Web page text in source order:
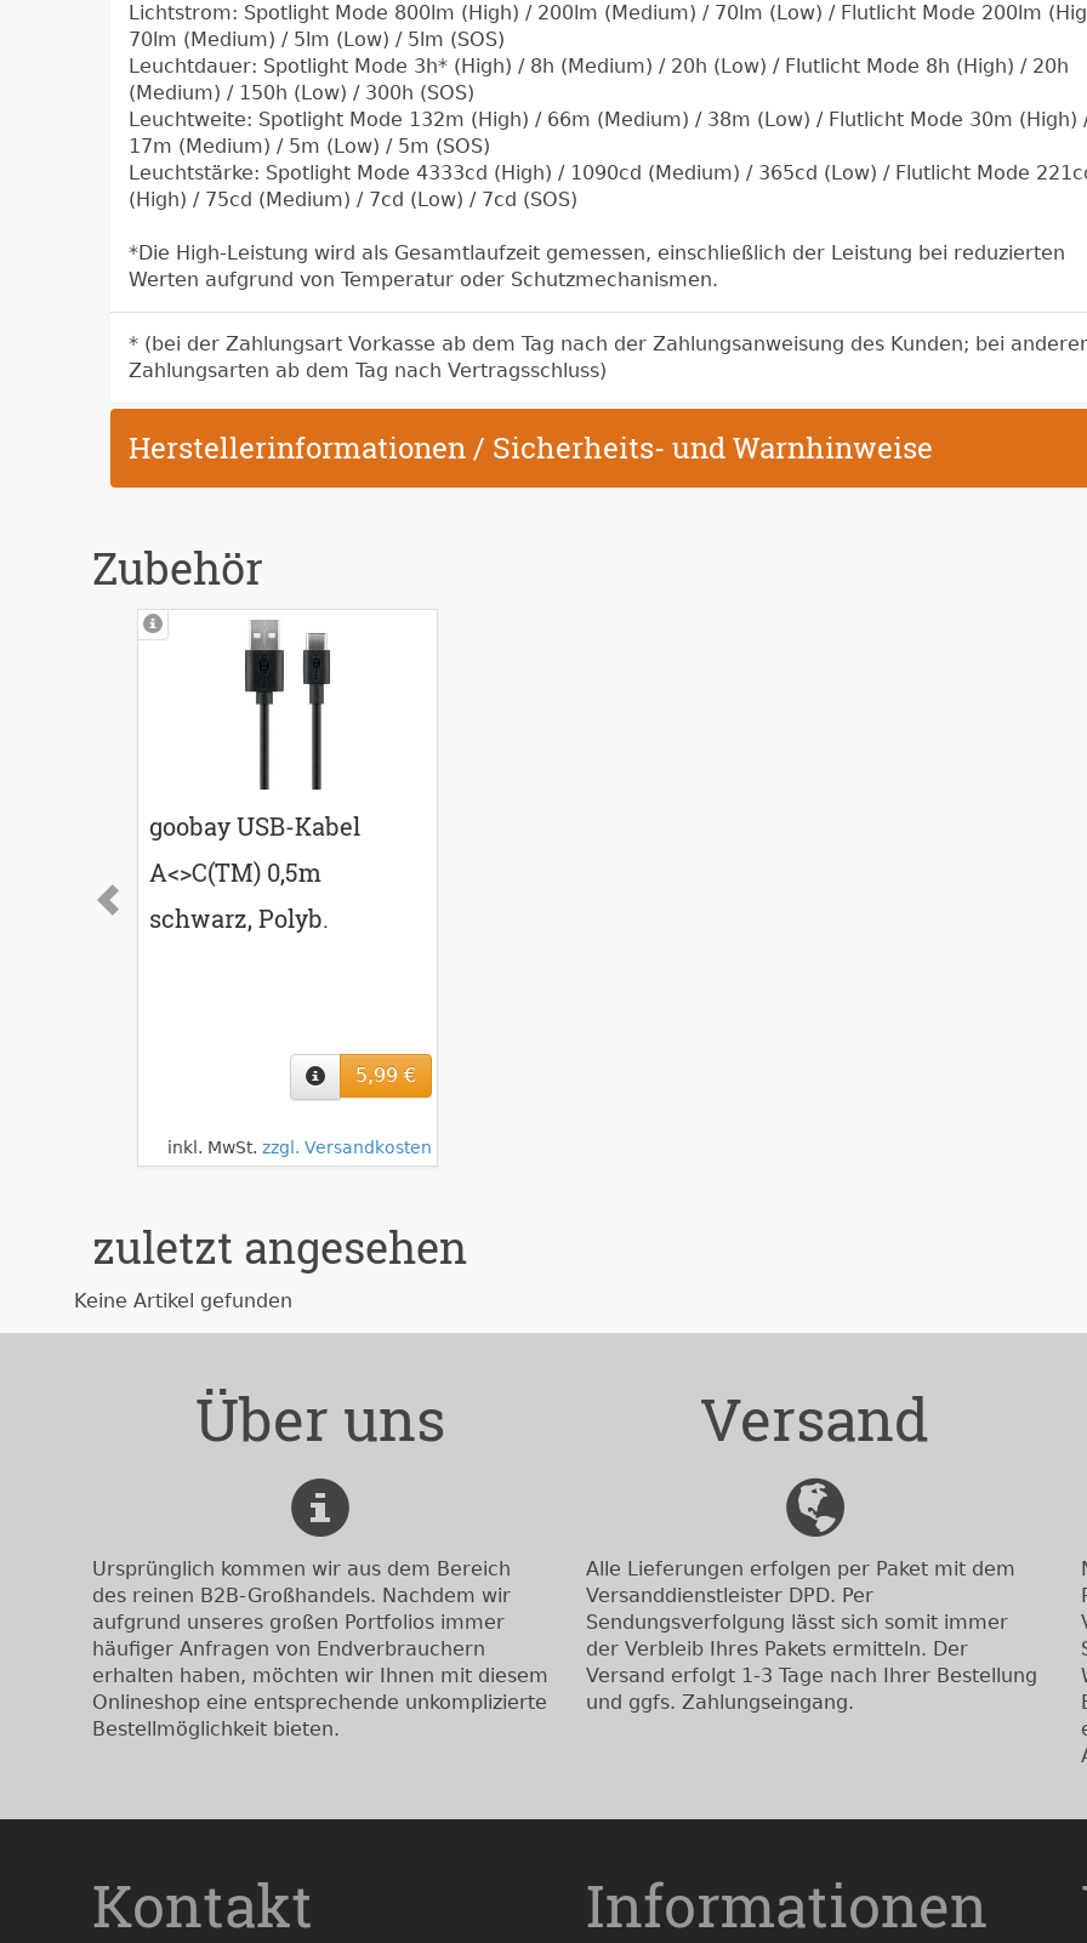
Lichtstrom: Spotlight Mode 800lm (High) / 200lm (Medium) / 70lm (Low) / Flutlicht Mode 200lm
70lm (Medium) / 5lm (Low) / 5lm (SOS)
Leuchtdauer: Spotlight Mode 3h* (High) / 8h (Medium) / 20h (Low) / Flutlicht Mode 8h (High) / 20h
(Medium) / 150h (Low) / 300h (SOS)
Leuchtweite: Spotlight Mode 132m (High) / 66m (Medium) / 38m (Low) / Flutlicht Mode 30m (High)
17m (Medium) / 5m (Low) / 5m (SOS)
Leuchtstärke: Spotlight Mode 4333cd (High) / 1090cd (Medium) / 365cd (Low) / Flutlicht Mode
(High) / 75cd (Medium) / 7cd (Low) / 7cd (SOS)
*Die High-Leistung wird als Gesamtlaufzeit gemessen, einschließlich der Leistung bei reduzierten
Werten aufgrund von Temperatur oder Schutzmechanismen.
* (bei der Zahlungsart Vorkasse ab dem Tag nach der Zahlungsanweisung des Kunden; bei
Zahlungsarten ab dem Tag nach Vertragsschluss)
Herstellerinformationen / Sicherheits- und Warnhinweise
Zubehör
goobay USB-Kabel
A<>C(TM) 0,5m
schwarz, Polyb.
5,99 €
inkl. MwSt. zzgl. Versandkosten
zuletzt angesehen
Keine Artikel gefunden
Über uns
Ursprünglich kommen wir aus dem Bereich
des reinen B2B-Großhandels. Nachdem wir
aufgrund unseres großen Portfolios immer
häufiger Anfragen von Endverbrauchern
erhalten haben, möchten wir Ihnen mit diesem
Onlineshop eine entsprechende unkomplizierte
Bestellmöglichkeit bieten.
Versand
Alle Lieferungen erfolgen per Paket mit dem
Versanddienstleister DPD. Per
Sendungsverfolgung lässt sich somit immer
der Verbleib Ihres Pakets ermitteln. Der
Versand erfolgt 1-3 Tage nach Ihrer Bestellung
und ggfs. Zahlungseingang.
Kontakt Informationen